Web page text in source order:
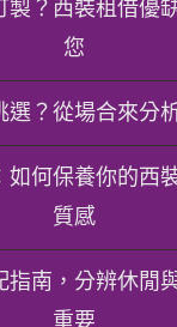
製？西裝租借優
您
選？從場合來分
如何保養你的西
質感
指南，分辨休閒
重要